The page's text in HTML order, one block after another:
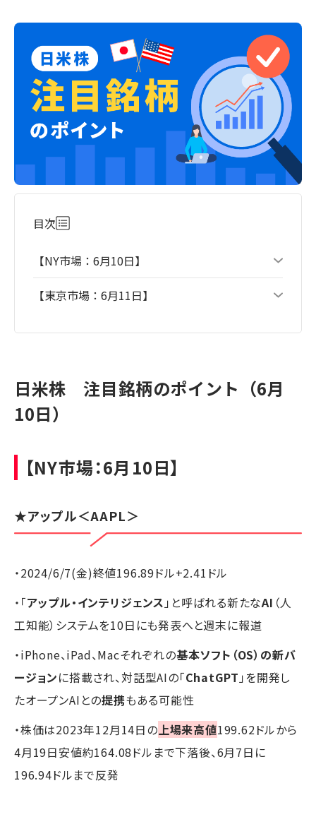
目次
【NY市場：6月10日】
【東京市場：6月11日】
日米株 注目銘柄のポイント（6月
10日）
【NY市場：6月10日】
★アップル＜AAPL＞
・2024/6/7(金)終値196.89ドル+2.41ドル
・「アップル・インテリジェンス 」と呼ばれる新たなAI （人
工知能）システムを10日にも発表へと週末に報道
・iPhone、iPad、Macそれぞれの基本ソフト（OS）の新バ
ージョンに搭載され、対話型AIの「ChatGPT 」を開発し
たオープンAIとの提携もある可能性
・株価は2023年12月14日の上場来高値199.62ドルから
4月19日安値約164.08ドルまで下落後、6月7日に
196.94ドルまで反発